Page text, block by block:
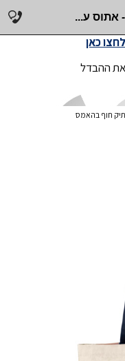
אתוס ע...
את ההבדל
כאן
חוף בהאמס